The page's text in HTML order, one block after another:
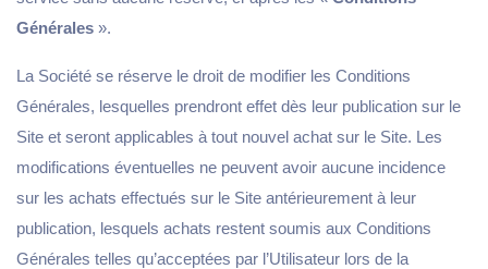
Générales ».
La Société se réserve le droit de modifier les Conditions
Générales, lesquelles prendront effet dès leur publication sur le
Site et seront applicables à tout nouvel achat sur le Site. Les
modifications éventuelles ne peuvent avoir aucune incidence
sur les achats effectués sur le Site antérieurement à leur
publication, lesquels achats restent soumis aux Conditions
Générales telles qu’acceptées par l’Utilisateur lors de la